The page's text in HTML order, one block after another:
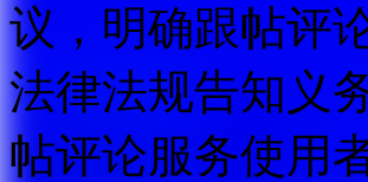
议，明确跟帖评
法律法规告知义
帖评论服务使用